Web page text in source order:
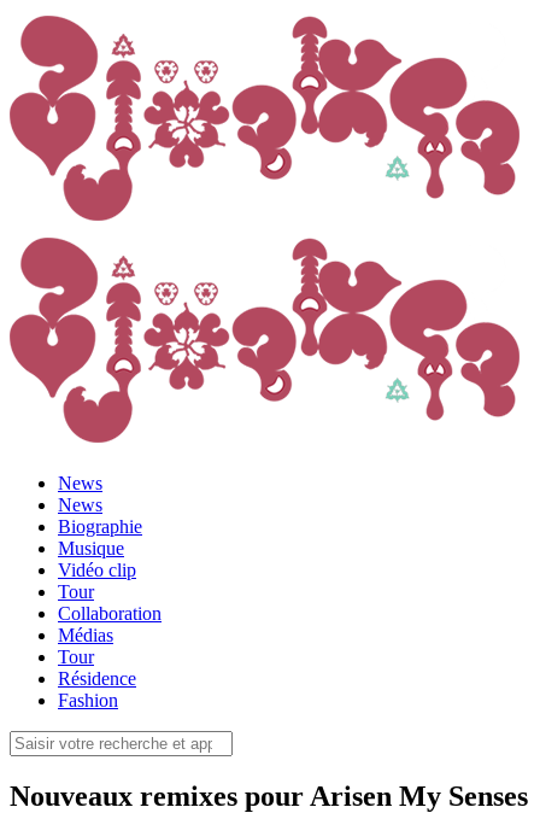
News
News
Biographie
Musique
Vidéo clip
Tour
Collaboration
Médias
Tour
Résidence
Fashion
Nouveaux remixes pour Arisen My Senses